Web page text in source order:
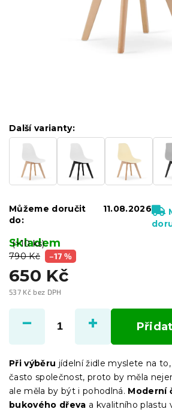
790 Kč –17 %
650 Kč
537 Kč bez DPH
cena:
Skladem
(>10 ks)
Další varianty:
Můžeme doručit
do:
11.08.2026
Při výběru jídelní židle myslete na
často společnost, proto by měla
ale měla by být i pohodlná. Moderní
bukového dřeva a kvalitního plastu